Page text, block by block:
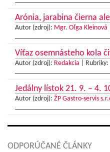
Arónia, jarabina čierna
Autor (zdroj): Mgr. Oľga Kleinová
Víťaz osemnásteho kola
Autor (zdroj): Redakcia Rubriky:
Jedálny lístok 21. 9. – 4.
Autor (zdroj): ŽP Gastro-servis
ODPORÚČANÉ ČLÁNKY